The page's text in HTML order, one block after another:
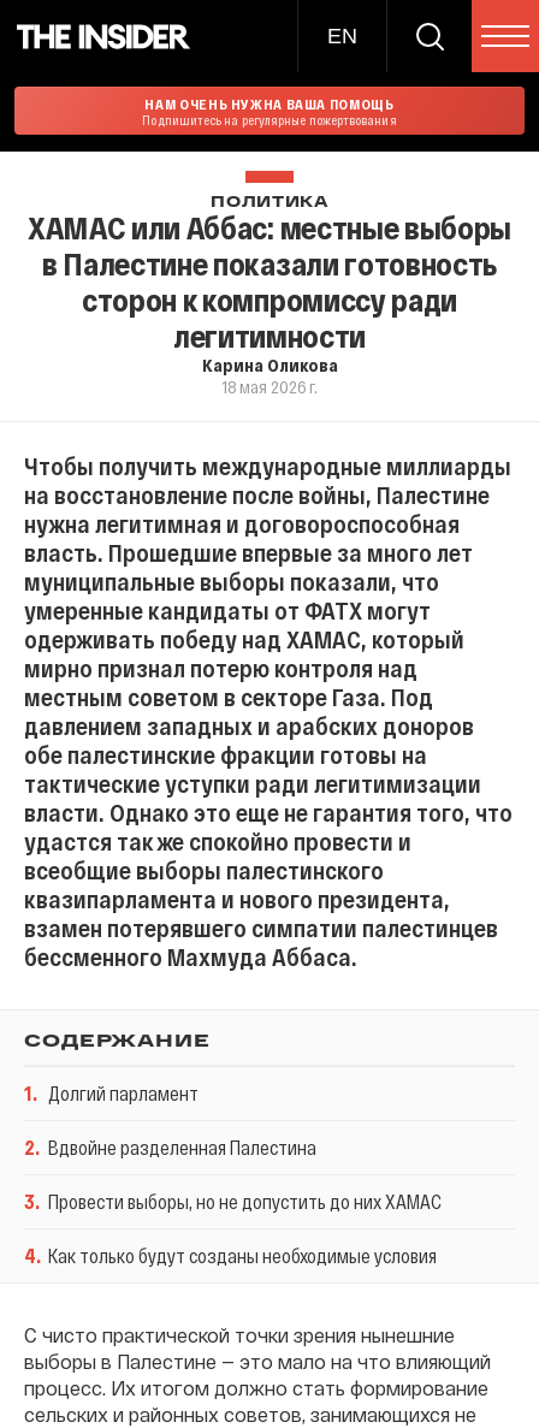
EN
НАМ ОЧЕНЬ НУЖНА ВАША ПОМОЩЬ
Подпишитесь на регулярные пожертвования
ПОЛИТИКА
ХАМАС или Аббас: местные выборы
в Палестине показали готовность
сторон к компромиссу ради
легитимности
Карина Оликова
18 мая 2026 г.
Чтобы получить международные миллиарды
на восстановление после войны, Палестине
нужна легитимная и договороспособная
власть. Прошедшие впервые за много лет
муниципальные выборы показали, что
умеренные кандидаты от ФАТХ могут
одерживать победу над ХАМАС, который
мирно признал потерю контроля над
местным советом в секторе Газа. Под
давлением западных и арабских доноров
обе палестинские фракции готовы на
тактические уступки ради легитимизации
власти. Однако это еще не гарантия того, что
удастся так же спокойно провести и
всеобщие выборы палестинского
квазипарламента и нового президента,
взамен потерявшего симпатии палестинцев
бессменного Махмуда Аббаса.
СОДЕРЖАНИЕ
1. Долгий парламент
2. Вдвойне разделенная Палестина
3. Провести выборы, но не допустить до них ХАМАС
4. Как только будут созданы необходимые условия
С чисто практической точки зрения нынешние
выборы в Палестине — это мало на что влияющий
процесс. Их итогом должно стать формирование
сельских и районных советов, занимающихся не